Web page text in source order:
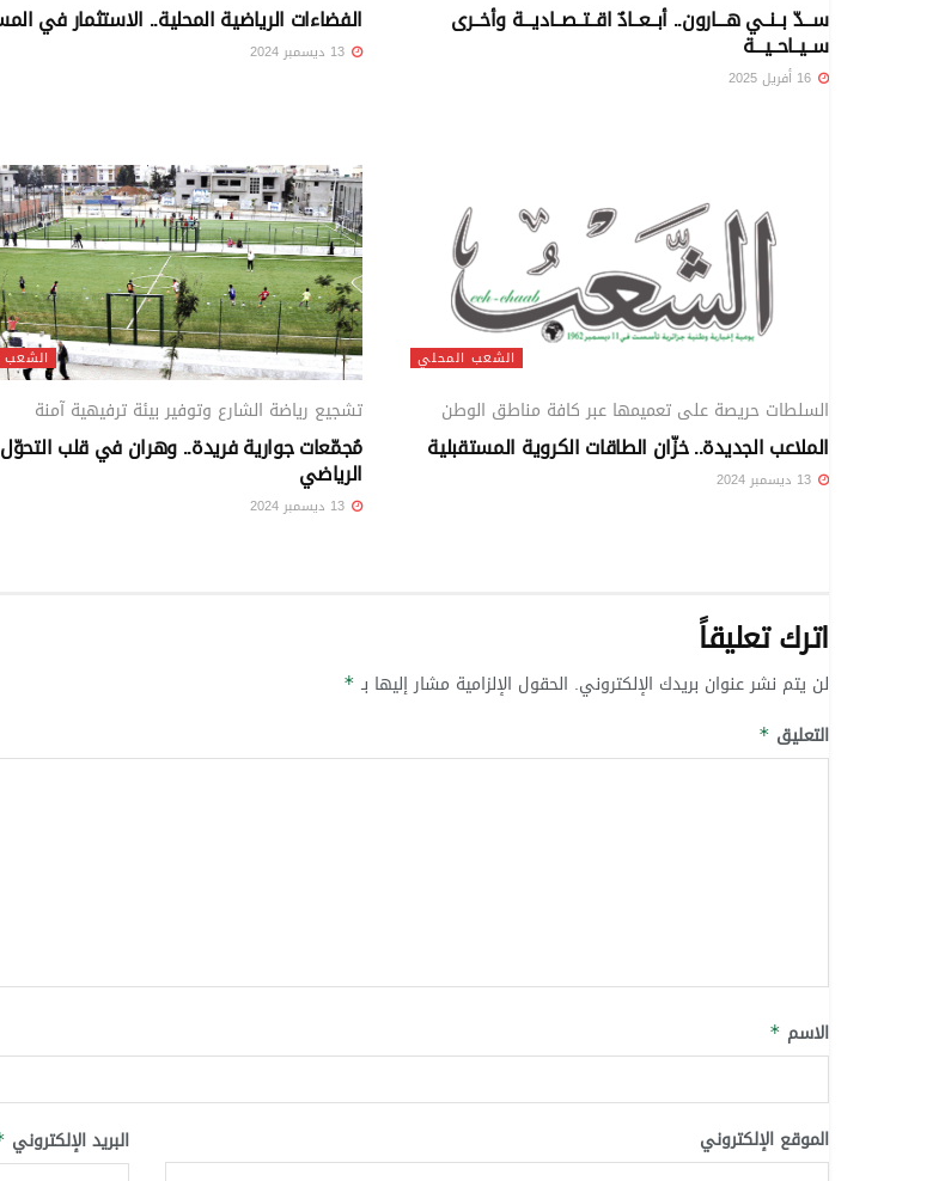
ســـدّ بــنــي هـــارون.. أبــعــادٌ اقــتــصــاديـــة وأخــرى
ســيــاحــيـــة
الفضاءات الرياضية المحلية.. الاستثمار في
الشعب المحلي
السلطات حريصة على تعميمها عبر كافة مناطق الوطن
الملاعب الجديدة.. خزّان الطاقات الكروية المستقبلية
الشعب
تشجيع رياضة الشارع وتوفير بيئة ترفيهية آمنة
مُجمّعات جوارية فريدة.. وهران في قلب التحوّل
الرياضي
اترك تعليقاً
لن يتم نشر عنوان بريدك الإلكتروني. الحقول الإلزامية مشار إليها بـ *
التعليق *
الاسم *
البريد الإلكتروني الموقع الإلكتروني